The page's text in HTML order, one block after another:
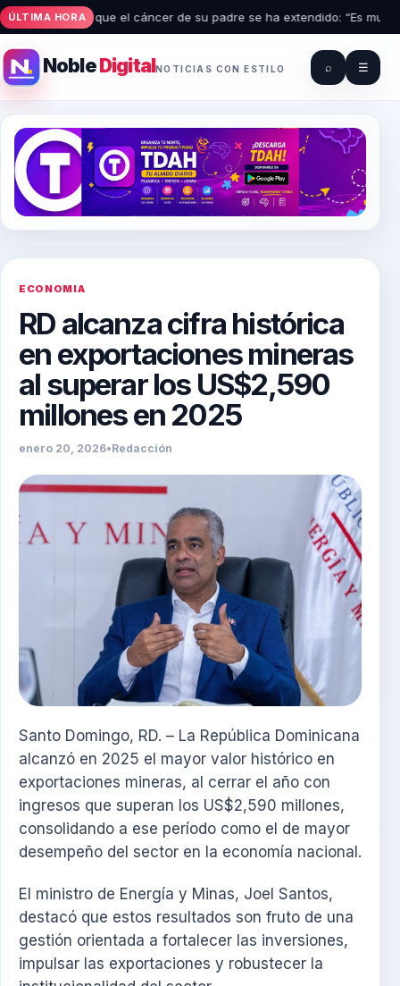
ÚLTIMA HORA
Biden revela que el cáncer de su padre se ha extendido: “Es muy
NobleDigitalNOTICIAS CON ESTILO ⌕ ☰
ECONOMIA
RD alcanza cifra histórica
en exportaciones mineras
al superar los US$2,590
millones en 2025
enero 20, 2026•Redacción
Santo Domingo, RD. – La República Dominicana
alcanzó en 2025 el mayor valor histórico en
exportaciones mineras, al cerrar el año con
ingresos que superan los US$2,590 millones,
consolidando a ese período como el de mayor
desempeño del sector en la economía nacional.
El ministro de Energía y Minas, Joel Santos,
destacó que estos resultados son fruto de una
gestión orientada a fortalecer las inversiones,
impulsar las exportaciones y robustecer la